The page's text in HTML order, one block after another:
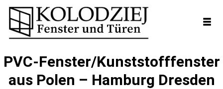
PVC-Fenster/Kunststofffenster
aus Polen – Hamburg Dresden